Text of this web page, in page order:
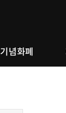
기념화폐